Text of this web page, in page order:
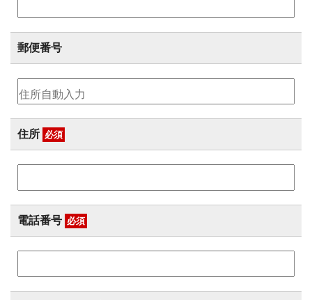
郵便番号
住所 必須
電話番号 必須